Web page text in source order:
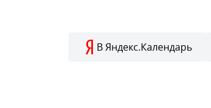
В Яндекс.Календарь